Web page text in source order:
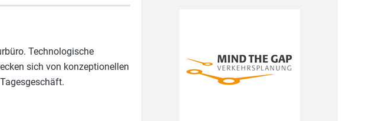
Technologische
sich von konzeptionellen